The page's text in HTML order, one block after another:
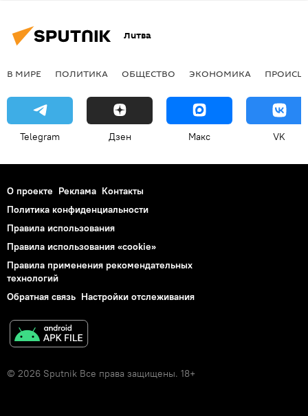
Литва
В МИРЕ ПОЛИТИКА ОБЩЕСТВО ЭКОНОМИКА
Telegram Дзен Макс VK
О проекте Реклама Контакты
Политика конфиденциальности
Правила использования
Правила использования «cookie»
Правила применения рекомендательных
технологий
Обратная связь Настройки отслеживания
© 2026 Sputnik Все права защищены. 18+